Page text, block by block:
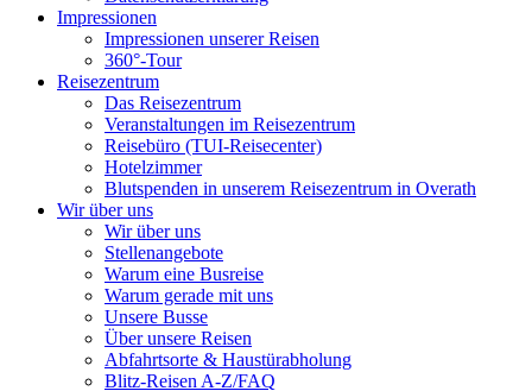
Impressionen
Impressionen unserer Reisen
360°-Tour
Reisezentrum
Das Reisezentrum
Veranstaltungen im Reisezentrum
Reisebüro (TUI-Reisecenter)
Hotelzimmer
Blutspenden in unserem Reisezentrum in Overath
Wir über uns
Wir über uns
Stellenangebote
Warum eine Busreise
Warum gerade mit uns
Unsere Busse
Über unsere Reisen
Abfahrtsorte & Haustürabholung
Blitz-Reisen A-Z/FAQ